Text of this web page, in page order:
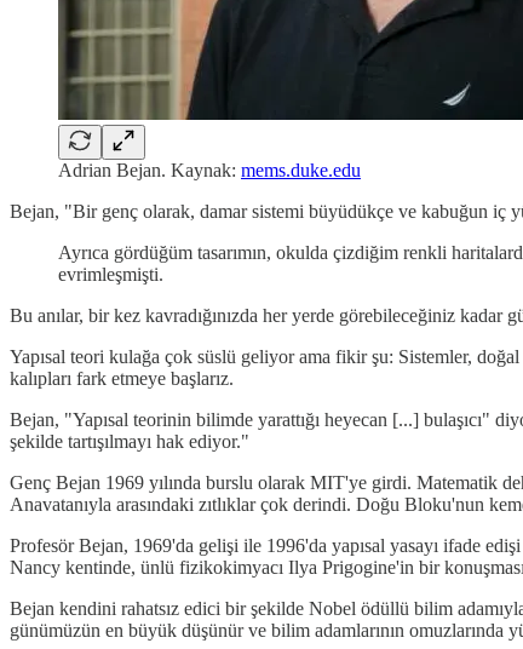
Adrian Bejan. Kaynak: mems.duke.edu
Bejan, "Bir genç olarak, damar sistemi büyüdükçe ve kabuğun iç
Ayrıca gördüğüm tasarımın, okulda çizdiğim renkli
evrimleşmişti.
Bu anılar, bir kez kavradığınızda her yerde görebileceğiniz
Yapısal teori kulağa çok süslü geliyor ama fikir şu: Sistemler,
kalıpları fark etmeye başlarız.
Bejan, "Yapısal teorinin bilimde yarattığı heyecan [...] bulaşıcı"
şekilde tartışılmayı hak ediyor."
Genç Bejan 1969 yılında burslu olarak MIT'ye girdi. Matematik
Anavatanıyla arasındaki zıtlıklar çok derindi. Doğu Bloku'nun
Profesör Bejan, 1969'da gelişi ile 1996'da yapısal yasayı ifade
Nancy kentinde, ünlü fizikokimyacı Ilya Prigogine'in bir
Bejan kendini rahatsız edici bir şekilde Nobel ödüllü bilim
günümüzün en büyük düşünür ve bilim adamlarının omuzlarında